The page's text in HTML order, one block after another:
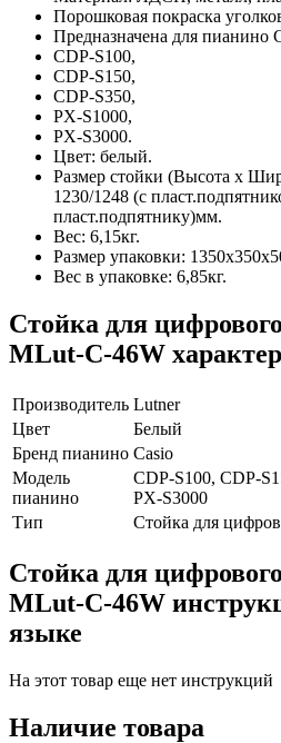
Порошковая покраска
Предназначена для пианино
CDP-S100,
CDP-S150,
CDP-S350,
PX-S1000,
PX-S3000.
Цвет: белый.
Размер стойки (Высота х
1230/1248 (с
пласт.подпятнику)мм.
Вес: 6,15кг.
Размер упаковки:
Вес в упаковке: 6,85кг.
Стойка для
MLut-C-46W
Производитель Lutner
Цвет
Белый
Бренд пианино Casio
Модель
пианино
CDP-S100, CDP-
PX-S3000
Тип
Стойка для
Стойка для
MLut-C-46W
языке
На этот товар еще нет инструкций
Наличие товара